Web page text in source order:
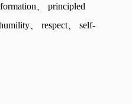
、 principled
、 respect、 self-